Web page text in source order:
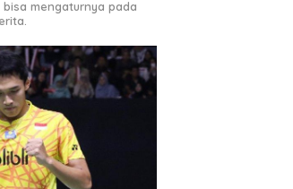
mengaturnya pada